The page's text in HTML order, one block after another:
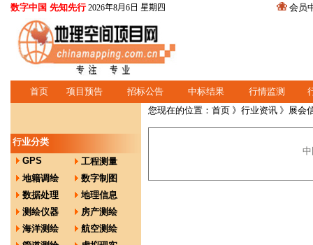
数字中国 先知先行 2026年8月6日 星期四 会员
首页 项目预告 招标公告 中标结果 行情监测
行业分类
GPS
工程测量
地籍调绘
数字制图
数据处理
地理信息
测绘仪器
房产测绘
海洋测绘
航空测绘
您现在的位置： 首页 》 行业资讯 》展会